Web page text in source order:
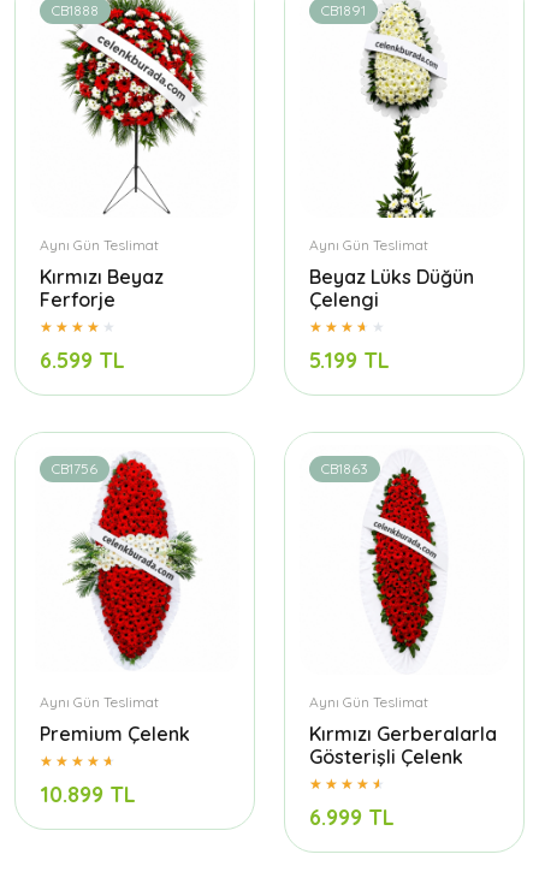
CB1888
Aynı Gün Teslimat
Kırmızı Beyaz
Ferforje
6.599 TL
CB1891
Aynı Gün Teslimat
Beyaz Lüks Düğün
Çelengi
5.199 TL
CB1756
Aynı Gün Teslimat
Premium Çelenk
10.899 TL
CB1863
Aynı Gün Teslimat
Kırmızı Gerberalarla
Gösterişli Çelenk
6.999 TL